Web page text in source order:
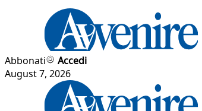
Abbonati
Accedi
August 7, 2026